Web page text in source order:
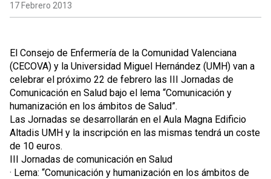
17 Febrero 2013
El Consejo de Enfermería de la Comunidad Valenciana
(CECOVA) y la Universidad Miguel Hernández (UMH) van a
celebrar el próximo 22 de febrero las III Jornadas de
Comunicación en Salud bajo el lema “Comunicación y
humanización en los ámbitos de Salud”.
Las Jornadas se desarrollarán en el Aula Magna Edificio
Altadis UMH y la inscripción en las mismas tendrá un coste
de 10 euros.
III Jornadas de comunicación en Salud
· Lema: “Comunicación y humanización en los ámbitos de